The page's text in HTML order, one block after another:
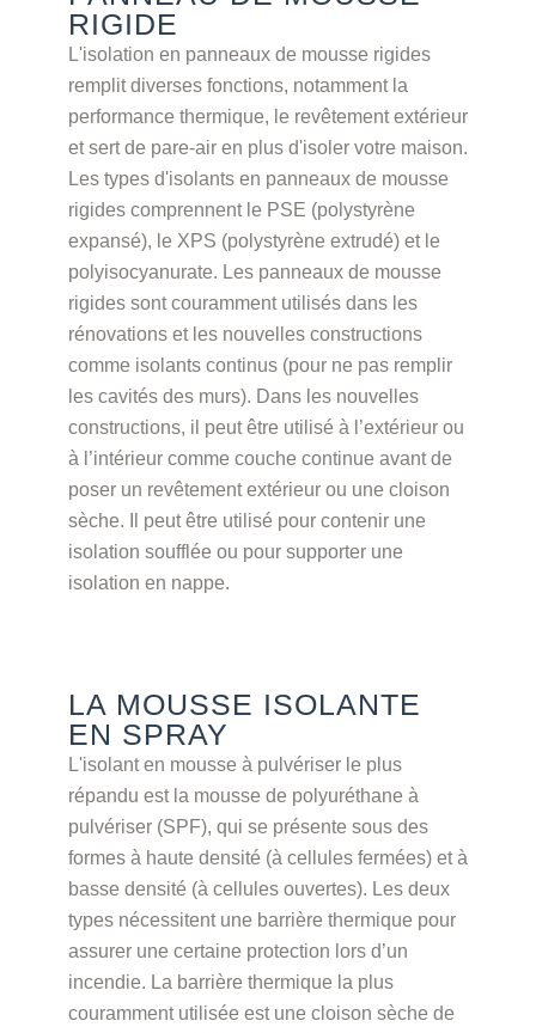
RIGIDE
L'isolation en panneaux de mousse rigides
remplit diverses fonctions, notamment la
performance thermique, le revêtement extérieur
et sert de pare-air en plus d'isoler votre maison.
Les types d'isolants en panneaux de mousse
rigides comprennent le PSE (polystyrène
expansé), le XPS (polystyrène extrudé) et le
polyisocyanurate. Les panneaux de mousse
rigides sont couramment utilisés dans les
rénovations et les nouvelles constructions
comme isolants continus (pour ne pas remplir
les cavités des murs). Dans les nouvelles
constructions, il peut être utilisé à l’extérieur ou
à l’intérieur comme couche continue avant de
poser un revêtement extérieur ou une cloison
sèche. Il peut être utilisé pour contenir une
isolation soufflée ou pour supporter une
isolation en nappe.
LA MOUSSE ISOLANTE
EN SPRAY
L'isolant en mousse à pulvériser le plus
répandu est la mousse de polyuréthane à
pulvériser (SPF), qui se présente sous des
formes à haute densité (à cellules fermées) et à
basse densité (à cellules ouvertes). Les deux
types nécessitent une barrière thermique pour
assurer une certaine protection lors d’un
incendie. La barrière thermique la plus
couramment utilisée est une cloison sèche de